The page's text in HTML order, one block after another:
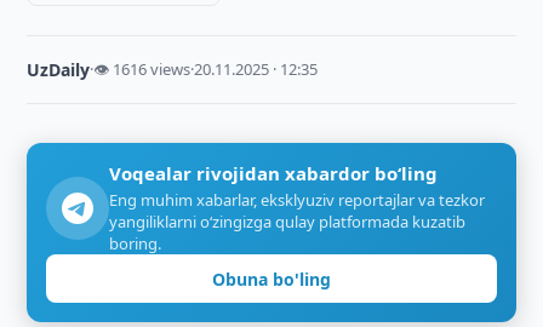
UzDaily·👁 1616 views·20.11.2025 · 12:35
Voqealar rivojidan xabardor bo‘ling
Eng muhim xabarlar, eksklyuziv reportajlar va tezkor
yangiliklarni o‘zingizga qulay platformada kuzatib
boring.
Obuna bo'ling